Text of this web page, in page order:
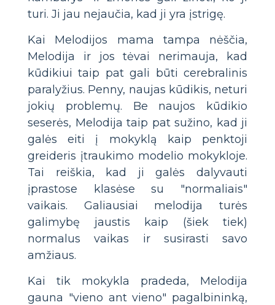
turi. Ji jau nejaučia, kad ji yra įstrigę.
Kai Melodijos mama tampa nėščia,
Melodija ir jos tėvai nerimauja, kad
kūdikiui taip pat gali būti cerebralinis
paralyžius. Penny, naujas kūdikis, neturi
jokių problemų. Be naujos kūdikio
seserės, Melodija taip pat sužino, kad ji
galės eiti į mokyklą kaip penktoji
greideris įtraukimo modelio mokykloje.
Tai reiškia, kad ji galės dalyvauti
įprastose klasėse su "normaliais"
vaikais. Galiausiai melodija turės
galimybę jaustis kaip (šiek tiek)
normalus vaikas ir susirasti savo
amžiaus.
Kai tik mokykla pradeda, Melodija
gauna "vieno ant vieno" pagalbininką,